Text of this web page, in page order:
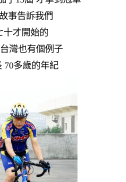
事告訴我們
十才開始的
灣也有個例子
70多歲的年紀